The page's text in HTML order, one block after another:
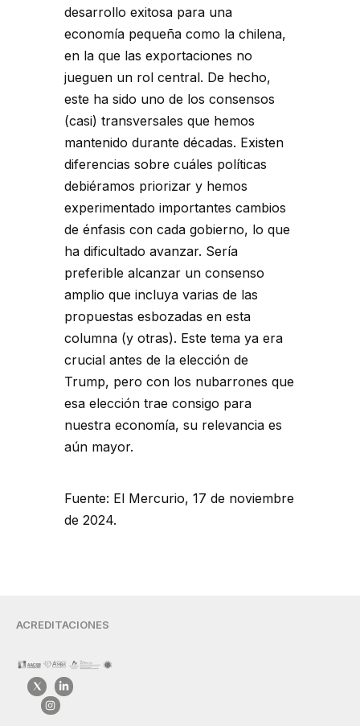
desarrollo exitosa para una
economía pequeña como la chilena,
en la que las exportaciones no
jueguen un rol central. De hecho,
este ha sido uno de los consensos
(casi) transversales que hemos
mantenido durante décadas. Existen
diferencias sobre cuáles políticas
debiéramos priorizar y hemos
experimentado importantes cambios
de énfasis con cada gobierno, lo que
ha dificultado avanzar. Sería
preferible alcanzar un consenso
amplio que incluya varias de las
propuestas esbozadas en esta
columna (y otras). Este tema ya era
crucial antes de la elección de
Trump, pero con los nubarrones que
esa elección trae consigo para
nuestra economía, su relevancia es
aún mayor.
Fuente: El Mercurio, 17 de noviembre
de 2024.
ACREDITACIONES